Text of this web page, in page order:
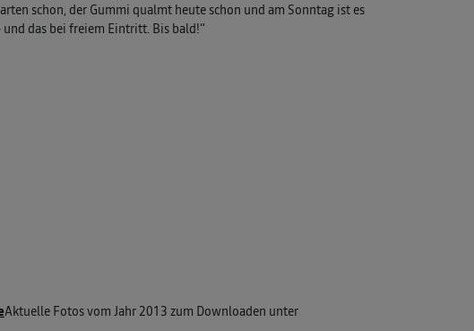
schon, der Gummi qualmt heute schon und am Sonntag ist es
das bei freiem Eintritt. Bis bald!“
Aktuelle Fotos vom Jahr 2013 zum Downloaden unter